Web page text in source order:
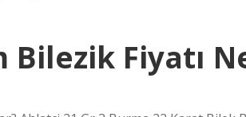
Bilezik Fiyatı